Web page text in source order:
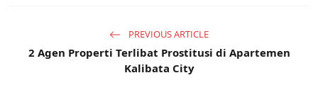
PREVIOUS ARTICLE
2 Agen Properti Terlibat Prostitusi di Apartemen
Kalibata City